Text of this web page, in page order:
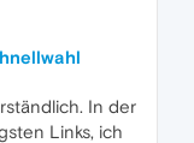
In der
Links, ich